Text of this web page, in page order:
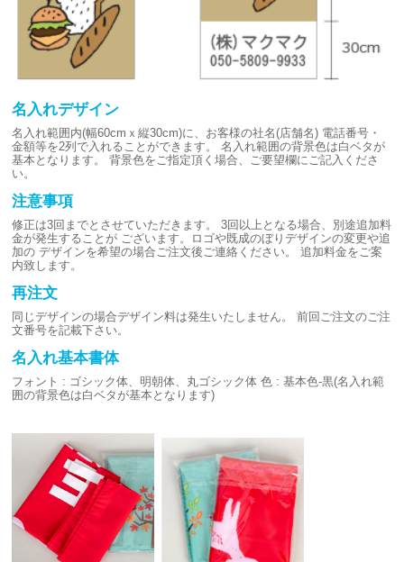
名入れデザイン
名入れ範囲内(幅60cmｘ縦30cm)に、お客様の社名(店舗名) 電話番号・
金額等を2列で入れることができます。
名入れ範囲の背景色は白ベタが
基本となります。
背景色をご指定頂く場合、ご要望欄にご記入くださ
い。
注意事項
修正は3回までとさせていただきます。
3回以上となる場合、別途追加料
金が発生することが ございます。ロゴや既成のぼりデザインの変更や追
加の デザインを希望の場合ご注文後ご連絡ください。
追加料金をご案
内致します。
再注文
同じデザインの場合デザイン料は発生いたしません。
前回ご注文のご注
文番号を記載下さい。
名入れ基本書体
フォント : ゴシック体、明朝体、丸ゴシック体 色 : 基本色-黒(名入れ範
囲の背景色は白ベタが基本となります)